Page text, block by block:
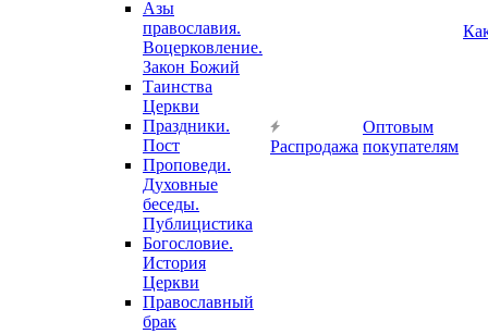
Азы
православия.
Воцерковление.
Закон Божий
Таинства
Церкви
Праздники.
Пост
Проповеди.
Духовные
беседы.
Публицистика
Богословие.
История
Церкви
Православный
брак
Распродажа
Оптовым
покупателям